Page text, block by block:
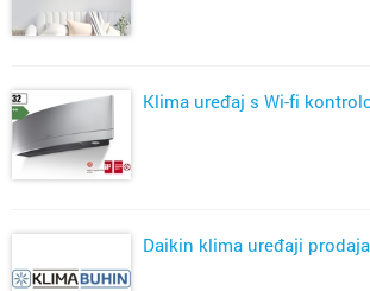
Klima uređaj s Wi-fi
Daikin klima uređaji